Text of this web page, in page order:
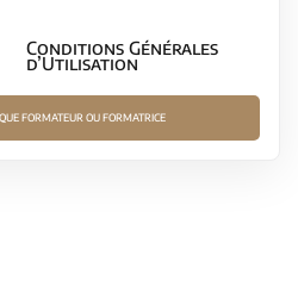
Conditions Générales
d’Utilisation
FORMATEUR OU FORMATRICE